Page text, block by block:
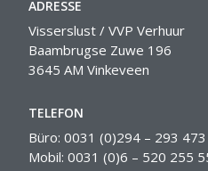
ADRESSE
Visserslust / VVP Verhuur
Baambrugse Zuwe 196
3645 AM Vinkeveen
TELEFON
Büro: 0031 (0)294 – 293 473
Mobil: 0031 (0)6 – 520 255